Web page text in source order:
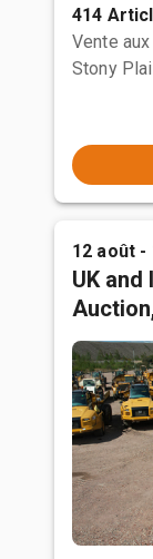
414
Vente
Stony
12 août -
UK